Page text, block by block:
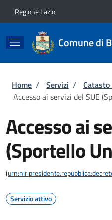
Regione Lazio
Comune di
Briciole di
Home / Servizi /
Accesso ai servizi del SUE
Accesso ai
(Sportello
(
Servizio attivo